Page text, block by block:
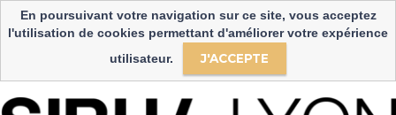
langue
Select Language▼
En poursuivant votre navigation sur ce site, vous acceptez
l'utilisation de cookies permettant d'améliorer votre expérience
utilisateur.
J'ACCEPTE